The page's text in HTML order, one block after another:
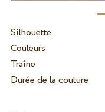
Silhouette
Couleurs
Traîne
Durée de la couture